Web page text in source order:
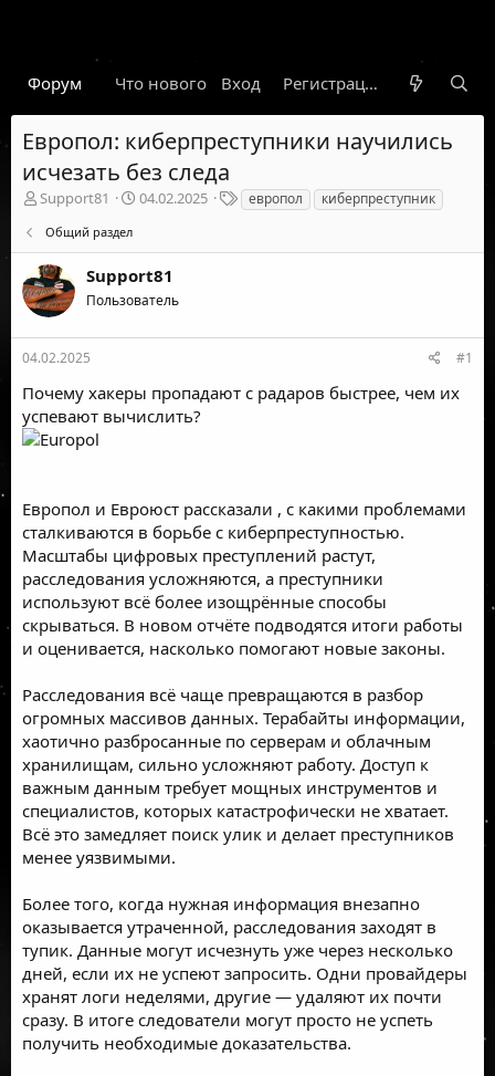
Форум Что нового Гарант Новости
Вход Регистрация
Европол: киберпреступники научились
исчезать без следа
А
о
р
т
е
м
ы
Support81
Д
а
н
а
а
04.02.2025
Т
е
и
европол киберпреступник
Общий раздел
Support81
Пользователь
04.02.2025 #1
Почему хакеры пропадают с радаров быстрее, чем их
успевают вычислить?
Европол и Евроюст рассказали , с какими проблемами
сталкиваются в борьбе с киберпреступностью.
Масштабы цифровых преступлений растут,
расследования усложняются, а преступники
используют всё более изощрённые способы
скрываться. В новом отчёте подводятся итоги работы
и оценивается, насколько помогают новые законы.
Расследования всё чаще превращаются в разбор
огромных массивов данных. Терабайты информации,
хаотично разбросанные по серверам и облачным
хранилищам, сильно усложняют работу. Доступ к
важным данным требует мощных инструментов и
специалистов, которых катастрофически не хватает.
Всё это замедляет поиск улик и делает преступников
менее уязвимыми.
Более того, когда нужная информация внезапно
оказывается утраченной, расследования заходят в
тупик. Данные могут исчезнуть уже через несколько
дней, если их не успеют запросить. Одни провайдеры
хранят логи неделями, другие — удаляют их почти
сразу. В итоге следователи могут просто не успеть
получить необходимые доказательства.